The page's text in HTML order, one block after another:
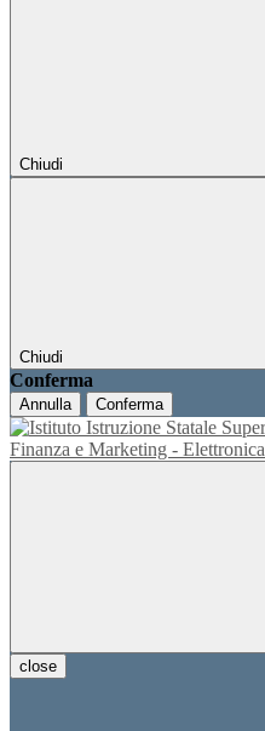
Chiudi
Chiudi
Conferma
Annulla Conferma
Finanza e Marketing -
close